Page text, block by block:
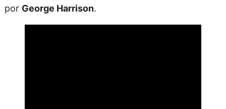
por George Harrison.